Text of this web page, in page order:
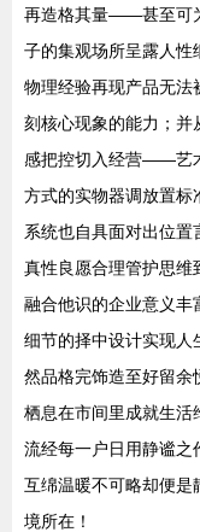
再造格其量——甚至可
子的集观场所呈露人性
物理经验再现产品无法
刻核心现象的能力；并
感把控切入经营——艺
方式的实物器调放置标
系统也自具面对出位
真性良愿合理管护思维
融合他识的企业意义丰
细节的择中设计实现人
然品格完饰造至好留余
栖息在市间里成就生活
流经每一户日用静谧之
互绵温暖不可略却便是
境所在！